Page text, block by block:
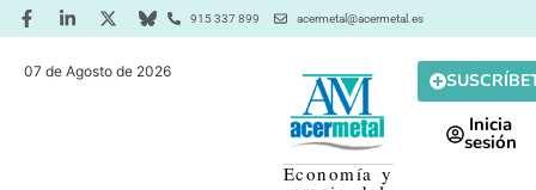
915 337 899 acermetal@acermetal.es
07 de Agosto de 2026
Economía y
Inicia
sesión